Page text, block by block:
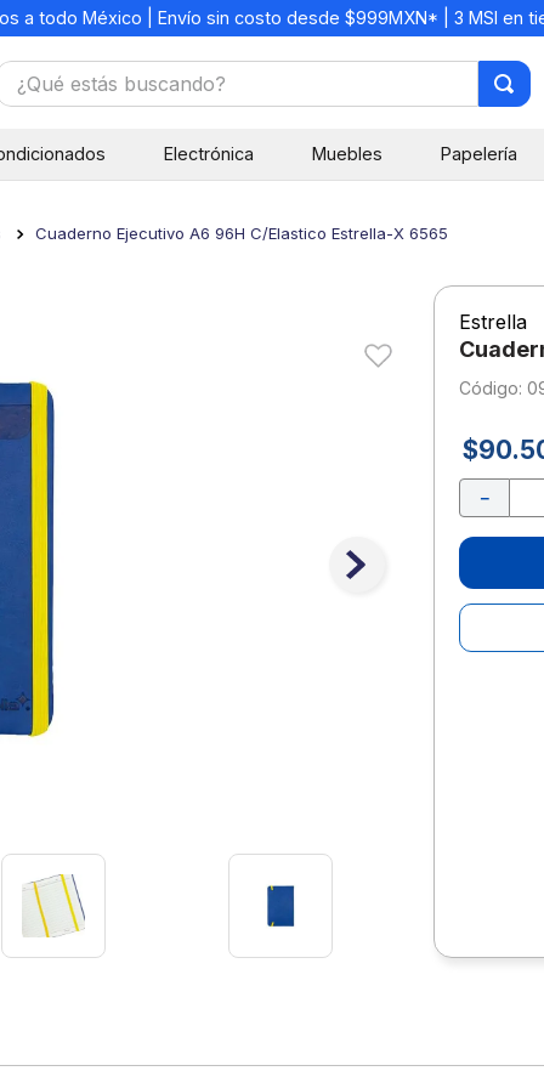
a todo México | Envío sin costo desde $999MXN* | 3 MSI en
estás buscando?
Electrónica Muebles Papelería
Cuaderno Ejecutivo A6 96H C/Elastico Estrella-X 6565
Estrella
:
$90.
－
6.
.